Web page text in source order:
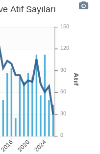
2016 2020 2024
Atıf Sayıları
150
120
90
60
30
0
Atıf